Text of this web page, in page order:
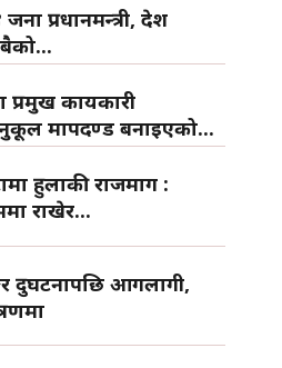
प्रधानमन्त्री, देश
प्रमुख कार्यकारी
मापदण्ड बनाइएको...
हुलाकी राजमार्ग :
राखेर...
दुर्घटनापछि आगलागी,